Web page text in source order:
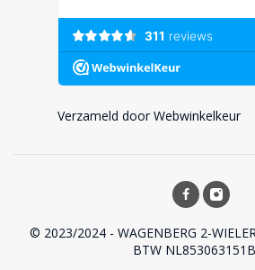
Verzameld door Webwinkelkeur
© 2023/2024 - WAGENBERG 2-
BTW